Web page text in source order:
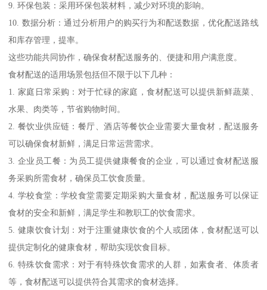
9. 环保包装：采用环保包装材料，减少对环境的影响。
10. 数据分析：通过分析用户的购买行为和配送数据，优化配送路线
和库存管理，提率。
这些功能共同协作，确保食材配送服务的、便捷和用户满意度。
食材配送的适用场景包括但不限于以下几种：
1. 家庭日常采购：对于忙碌的家庭，食材配送可以提供新鲜蔬菜、
水果、肉类等，节省购物时间。
2. 餐饮业供应链：餐厅、酒店等餐饮企业需要大量食材，配送服务
可以确保食材新鲜，满足日常运营需求。
3. 企业员工餐：为员工提供健康餐食的企业，可以通过食材配送服
务采购所需食材，确保员工饮食质量。
4. 学校食堂：学校食堂需要定期采购大量食材，配送服务可以保证
食材的安全和新鲜，满足学生和教职工的饮食需求。
5. 健康饮食计划：对于注重健康饮食的个人或团体，食材配送可以
提供定制化的健康食材，帮助实现饮食目标。
6. 特殊饮食需求：对于有特殊饮食需求的人群，如素食者、体质者
等，食材配送可以提供符合其需求的食材选择。